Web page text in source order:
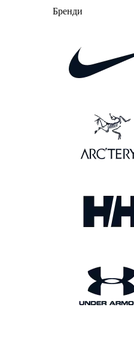
Бренди